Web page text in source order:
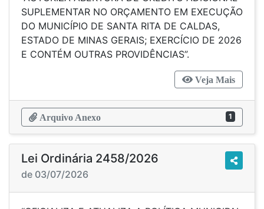
SUPLEMENTAR NO ORÇAMENTO EM EXECUÇÃO
DO MUNICÍPIO DE SANTA RITA DE CALDAS,
ESTADO DE MINAS GERAIS; EXERCÍCIO DE 2026
E CONTÉM OUTRAS PROVIDÊNCIAS”.
Veja Mais
Arquivo Anexo 1
Lei Ordinária 2458/2026
de 03/07/2026